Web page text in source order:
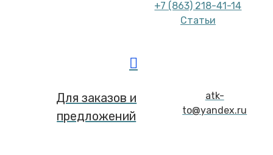
+7 (863) 218-41-14
Статьи
Для заказов и
предложений
atk-
to@yandex.ru